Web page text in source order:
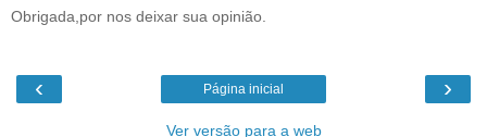
Obrigada,por nos deixar sua opinião.
‹ ›
Página inicial
Ver versão para a web